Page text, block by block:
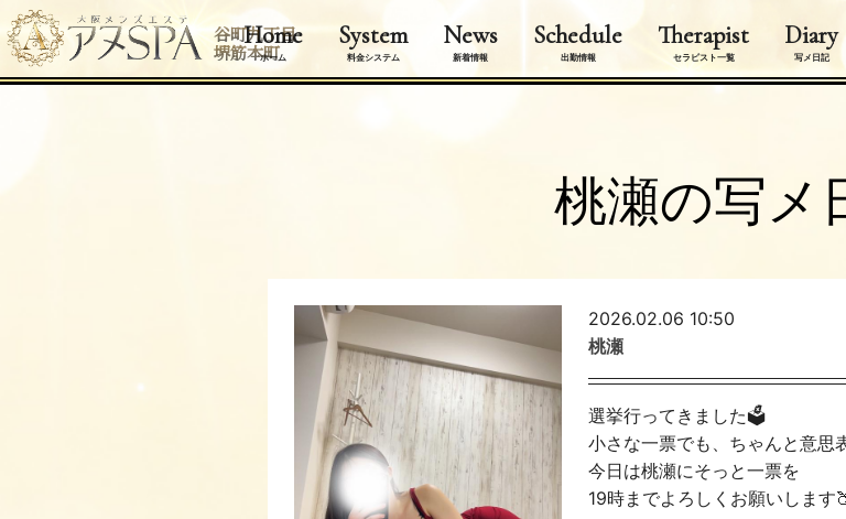
谷町九丁目
堺筋本町
Home
ホーム
System
料金システム
News
新着情報
Schedule
出勤情報
Therapist
セラピスト一覧
Diary
写メ日記
桃瀬の写メ
2026.02.06 10:50
桃瀬
選挙行ってきました🗳️
小さな一票でも、ちゃんと意思
今日は桃瀬にそっと一票を
19時までよろしくお願いします